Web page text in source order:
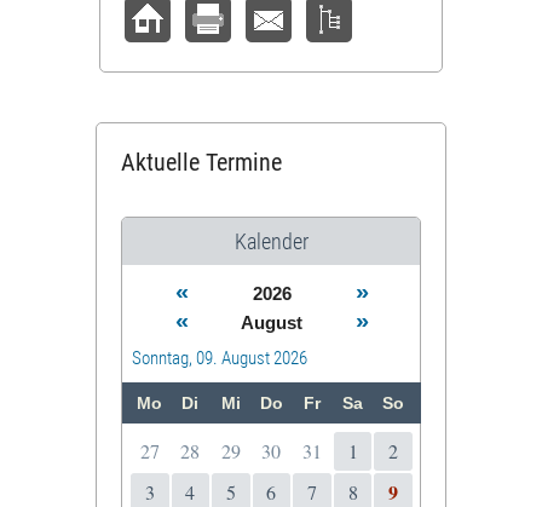
Aktuelle Termine
Kalender
« 2026
»
«
August »
Sonntag, 09. August 2026
Mo Di Mi Do Fr Sa So
27 28 29 30 31 1
2
3
4 5 6 7 8 9